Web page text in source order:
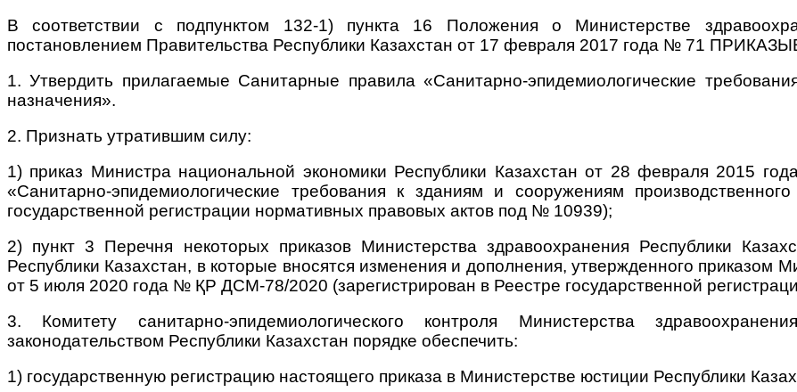
В соответствии с подпунктом 132-1) пункта 16 Положения о Министерстве
постановлением Правительства Республики Казахстан от 17 февраля 2017 года № 71
1. Утвердить прилагаемые Санитарные правила «Санитарно-эпидемиологические
назначения».
2. Признать утратившим силу:
1) приказ Министра национальной экономики Республики Казахстан от 28 февраля 2015
«Санитарно-эпидемиологические требования к зданиям и сооружениям
государственной регистрации нормативных правовых актов под № 10939);
2) пункт 3 Перечня некоторых приказов Министерства здравоохранения Республики
Республики Казахстан, в которые вносятся изменения и дополнения, утвержденного приказом
от 5 июля 2020 года № ҚР ДСМ-78/2020 (зарегистрирован в Реестре государственной
3. Комитету санитарно-эпидемиологического контроля Министерства
законодательством Республики Казахстан порядке обеспечить:
1) государственную регистрацию настоящего приказа в Министерстве юстиции Республики